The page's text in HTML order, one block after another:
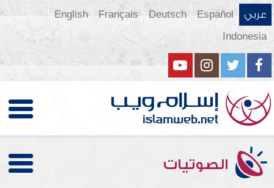
عربي Español
Deutsch
Français
English
Indonesia
الصوتيات